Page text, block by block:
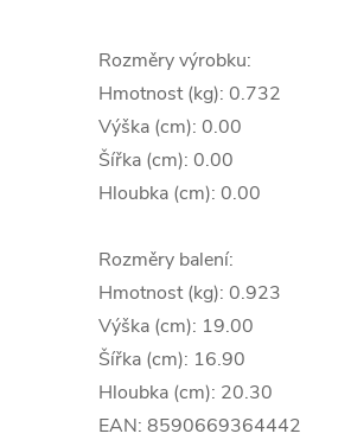
Rozměry výrobku:
Hmotnost (kg): 0.732
Výška (cm): 0.00
Šířka (cm): 0.00
Hloubka (cm): 0.00
Rozměry balení:
Hmotnost (kg): 0.923
Výška (cm): 19.00
Šířka (cm): 16.90
Hloubka (cm): 20.30
EAN: 8590669364442